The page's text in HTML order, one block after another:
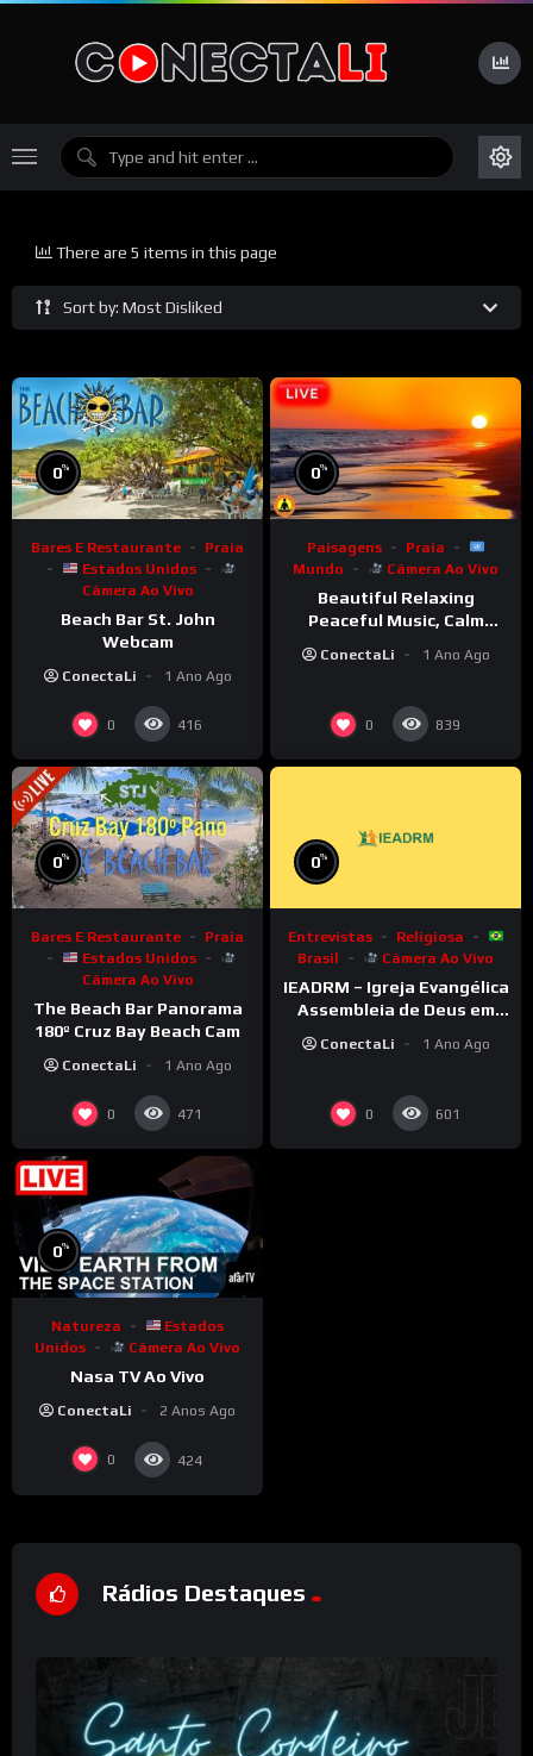
Sort by: Most Disliked
There are 5 items in this page
0%
Bares E Restaurante
Praia
Estados Unidos
Câmera Ao Vivo
Beach Bar St. John
Webcam
ConectaLi 1 Ano Ago
0 416
0%
Paisagens
Praia
Mundo
Câmera Ao Vivo
Beautiful Relaxing
Peaceful Music, Calm
ConectaLi 1 Ano Ago
0 839
0%
Bares E Restaurante
Praia
Estados Unidos
Câmera Ao Vivo
The Beach Bar Panorama
180º Cruz Bay Beach Cam
ConectaLi 1 Ano Ago
0 471
0%
Entrevistas
Religiosa
Brasil
Câmera Ao Vivo
IEADRM – Igreja Evangélica
Assembleia de Deus em
ConectaLi 1 Ano Ago
0 601
0%
Natureza
Estados
Unidos
Câmera Ao Vivo
Nasa TV Ao Vivo
ConectaLi 2 Anos Ago
0 424
Rádios Destaques